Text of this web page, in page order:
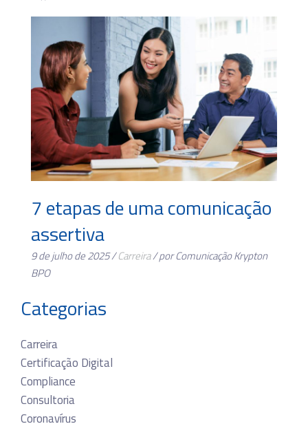
7 etapas de uma comunicação
assertiva
9 de julho de 2025 /Carreira/ por Comunicação Krypton
BPO
Categorias
Carreira
Certificação Digital
Compliance
Consultoria
Coronavírus